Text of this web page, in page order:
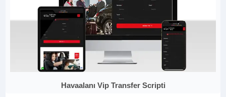
Havaalanı Vip Transfer Scripti